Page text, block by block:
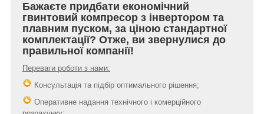
Бажаєте придбати економічний
гвинтовий компресор з інвертором та
плавним пуском, за ціною стандартної
комплектації? Отже, ви звернулися до
правильної компанії!
Переваги роботи з нами:
Консультація та підбір оптимального рішення;
Оперативне надання технічного і комерційного